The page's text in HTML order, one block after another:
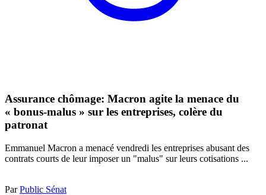
Assurance chômage: Macron agite la menace du
« bonus-malus » sur les entreprises, colère du
patronat
Emmanuel Macron a menacé vendredi les entreprises abusant des
contrats courts de leur imposer un "malus" sur leurs cotisations ...
ParPublic Sénat